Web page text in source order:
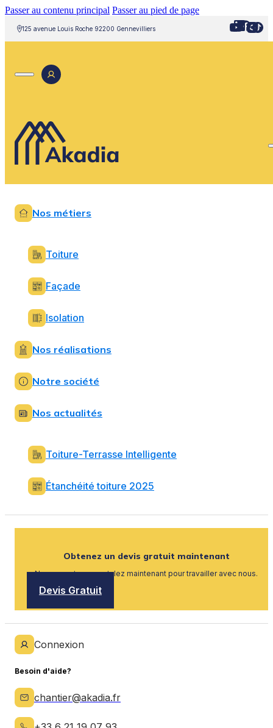
Passer au contenu principal Passer au pied de page
125 avenue Louis Roche 92200 Gennevilliers
Nos métiers
Toiture
Façade
Isolation
Nos réalisations
Notre société
Nos actualités
Toiture-Terrasse Intelligente
Étanchéité toiture 2025
Obtenez un devis gratuit maintenant
Nous recrutons, postulez maintenant pour travailler avec nous.
Devis Gratuit
Connexion
Besoin d'aide?
chantier@akadia.fr